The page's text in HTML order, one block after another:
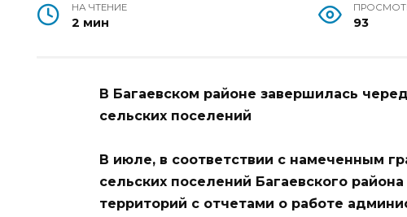
НА ЧТЕНИЕ
2 мин 93
В Багаевском районе завершилась
сельских поселений
В июле, в соответствии с намеченным
сельских поселений Багаевского
территорий с отчетами о работе